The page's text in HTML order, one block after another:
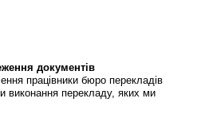
документів
працівники бюро перекладів
виконання перекладу, яких ми